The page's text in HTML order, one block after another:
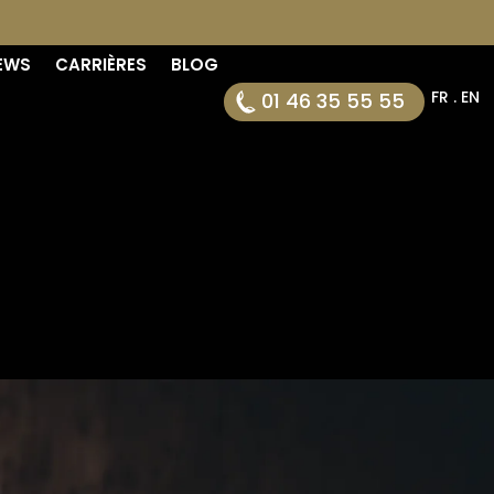
CARRIÈRES BLOG
01 46 35 55 55 FR . EN